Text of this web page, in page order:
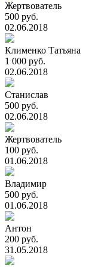
Жертвователь
500 руб.
02.06.2018
Клименко Татьяна
1 000 руб.
02.06.2018
Станислав
500 руб.
02.06.2018
Жертвователь
100 руб.
01.06.2018
Владимир
500 руб.
01.06.2018
Антон
200 руб.
31.05.2018